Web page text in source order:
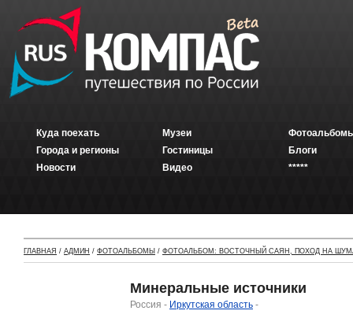
Куда поехать
Города и регионы
Новости
Музеи
Гостиницы
Видео
Блоги
*****
ГЛАВНАЯ / АДМИН / ФОТОАЛЬБОМЫ / ФОТОАЛЬБОМ: ВОСТОЧНЫЙ САЯН, ПОХОД НА
Минеральные источники
Россия - Иркутская область -